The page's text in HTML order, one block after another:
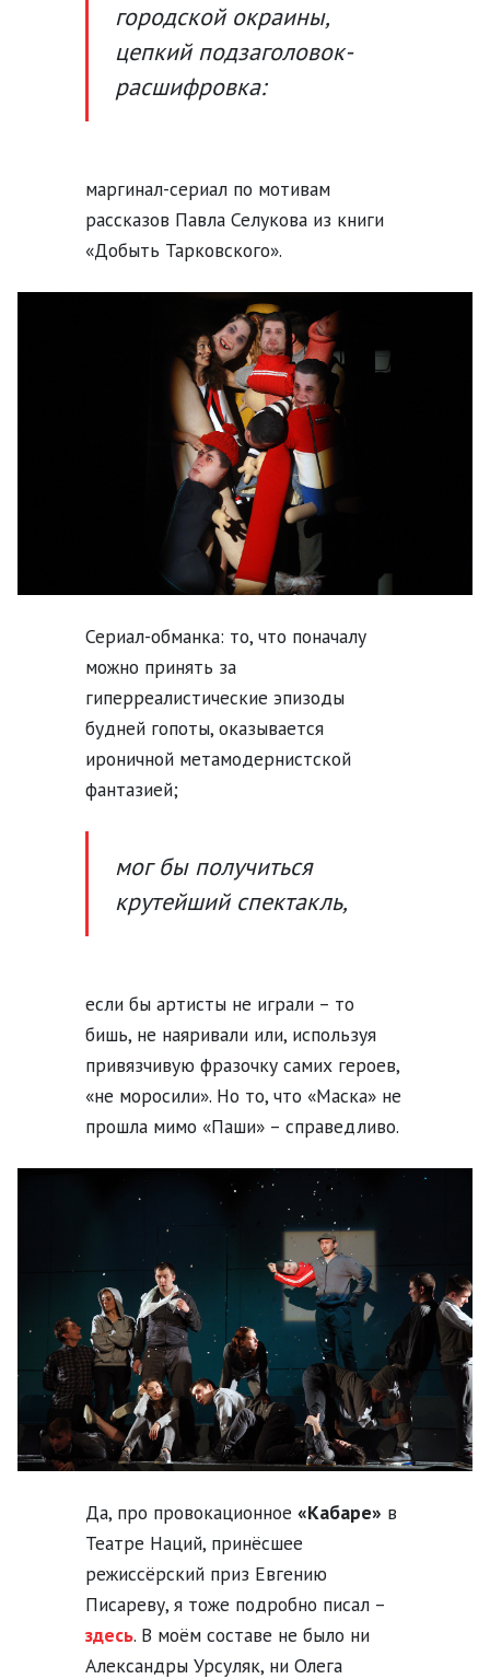
городской окраины,
цепкий подзаголовок-
расшифровка:
маргинал-сериал по мотивам
рассказов Павла Селукова из книги
«Добыть Тарковского».
Сериал-обманка: то, что поначалу
можно принять за
гиперреалистические эпизоды
будней гопоты, оказывается
ироничной метамодернистской
фантазией;
мог бы получиться
крутейший спектакль,
если бы артисты не играли – то
бишь, не наяривали или, используя
привязчивую фразочку самих героев,
«не моросили». Но то, что «Маска» не
прошла мимо «Паши» – справедливо.
Да, про провокационное «Кабаре» в
Театре Наций, принёсшее
режиссёрский приз Евгению
Писареву, я тоже подробно писал –
здесь. В моём составе не было ни
Александры Урсуляк, ни Олега